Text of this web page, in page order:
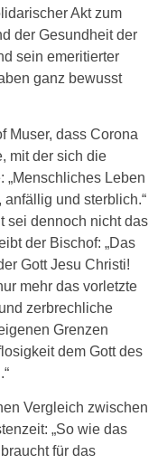
Akt zum
der Gesundheit der
sein emeritierter
ganz bewusst
Muser, dass Corona
mit der sich die
„Menschliches Leben
und sterblich.“
sei dennoch nicht das
der Bischof: „Das
Gott Jesu Christi!
mehr das vorletzte
zerbrechliche
Grenzen
dem Gott des
Vergleich zwischen
„So wie das
für das